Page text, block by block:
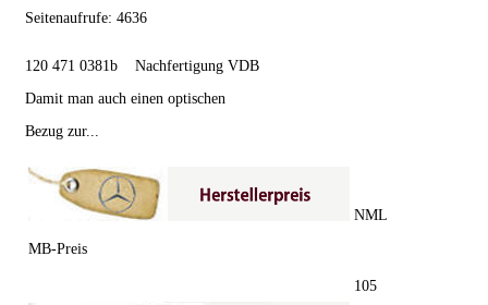
Seitenaufrufe: 4636
120 471 0381b Nachfertigung VDB
Damit man auch einen optischen
Bezug zur...
MB-Preis
NML
105